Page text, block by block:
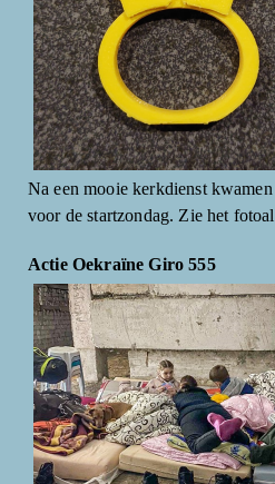
Na een mooie kerkdienst
voor de startzondag. Zie het
Actie Oekraïne Giro 555